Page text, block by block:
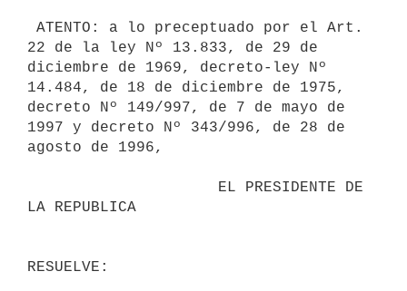
22 de la ley Nº 13.833, de 29 de
diciembre de 1969, decreto-ley Nº
14.484, de 18 de diciembre de 1975,
decreto Nº 149/997, de 7 de mayo de
1997 y decreto Nº 343/996, de 28 de
agosto de 1996,
LA REPUBLICA